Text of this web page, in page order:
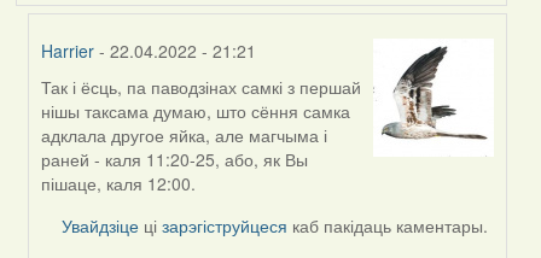
Harrier - 22.04.2022 - 21:21
In
reply
to
by
ZNR
Так і ёсць, па паводзінах самкі з першай
нішы таксама думаю, што сёння самка
адклала другое яйка, але магчыма і
раней - каля 11:20-25, або, як Вы
пішаце, каля 12:00.
Увайдзіце цізарэгіструйцеся каб пакідаць каментары.